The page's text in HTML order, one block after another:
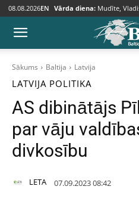
08.08.2026EN Vārda diena: Mudīte,
Sākums Baltija Latvija
LATVIJA POLITIKA
AS dibinātājs
par vāju
divkosību
LETA 07.09.2023 08:42